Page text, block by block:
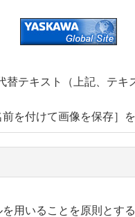
テキスト（上記、テキ
を付けて画像を保存］
用いることを原則とす